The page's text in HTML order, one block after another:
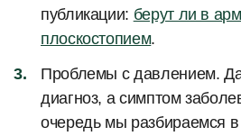
публикации: берут ли в
плоскостопием.
Проблемы с давлением.
диагноз, а симптом
очередь мы разбираемся